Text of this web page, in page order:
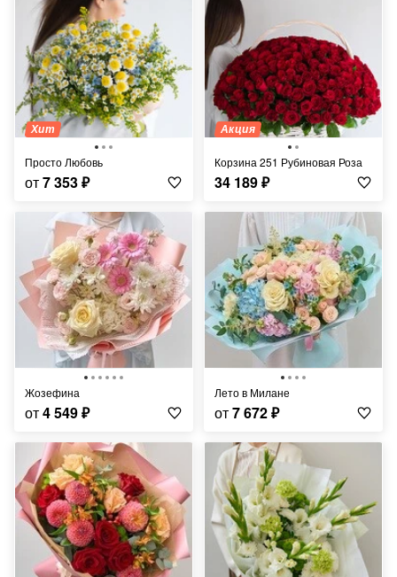
Хит
Просто Любовь
от7 353₽
Акция
Корзина 251 Рубиновая Роза
34 189₽
Жозефина
от4 549₽
Лето в Милане
от7 672₽